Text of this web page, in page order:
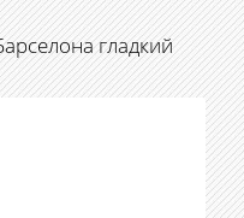
гладкий